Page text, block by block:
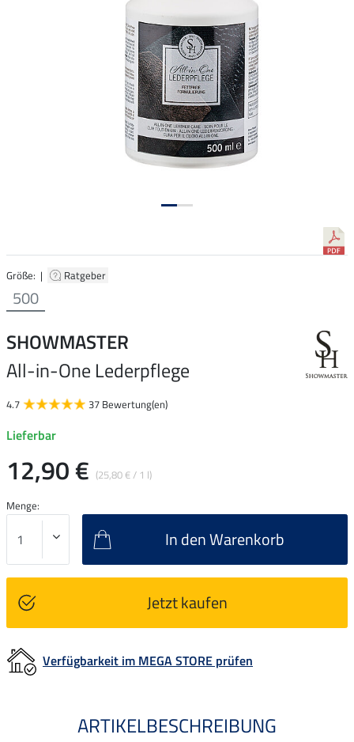
Größe: | Ratgeber
500
SHOWMASTER
All-in-One Lederpflege
4.7 37 Bewertung(en)
Lieferbar
12,90 € (25,80 € / 1 l)
Menge:
In den Warenkorb
Jetzt kaufen
Verfügbarkeit im MEGA STORE prüfen
ARTIKELBESCHREIBUNG